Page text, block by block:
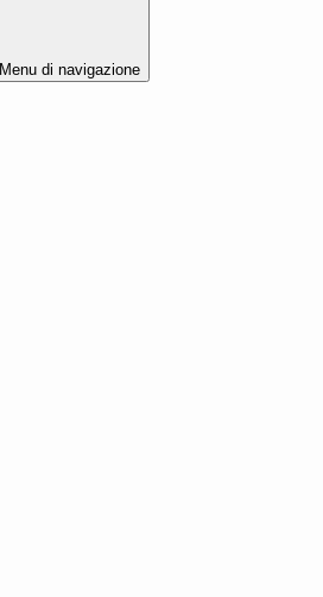
Menu di navigazione